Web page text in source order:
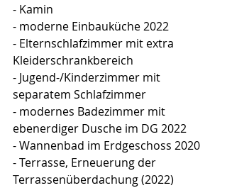
- Kamin
- moderne Einbauküche 2022
- Elternschlafzimmer mit extra
Kleiderschrankbereich
- Jugend-/Kinderzimmer mit
separatem Schlafzimmer
- modernes Badezimmer mit
ebenerdiger Dusche im DG 2022
- Wannenbad im Erdgeschoss 2020
- Terrasse, Erneuerung der
Terrassenüberdachung (2022)